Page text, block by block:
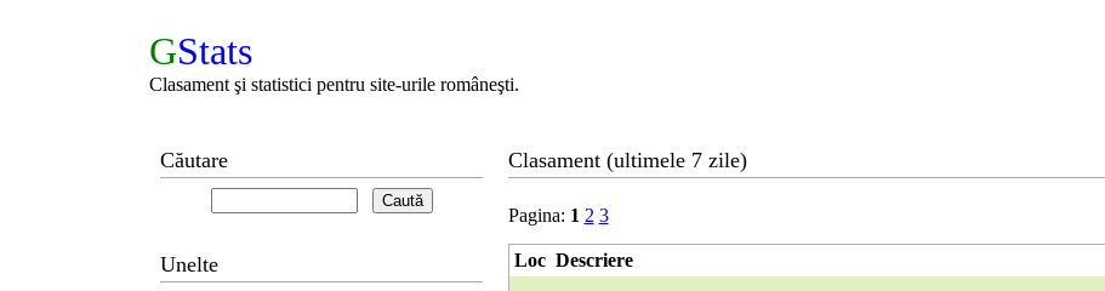
GStats
Clasament şi statistici pentru site-urile româneşti.
Căutare
Unelte
Clasament (ultimele 7 zile)
Pagina: 1 2 3
Loc Descriere